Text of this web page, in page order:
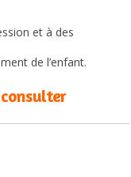
et à des
de l’enfant.